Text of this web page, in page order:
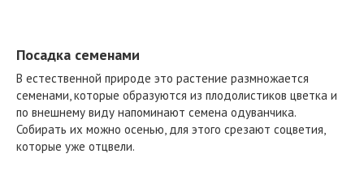
Посадка семенами
В естественной природе это растение размножается
семенами, которые образуются из плодолистиков цветка и
по внешнему виду напоминают семена одуванчика.
Собирать их можно осенью, для этого срезают соцветия,
которые уже отцвели.